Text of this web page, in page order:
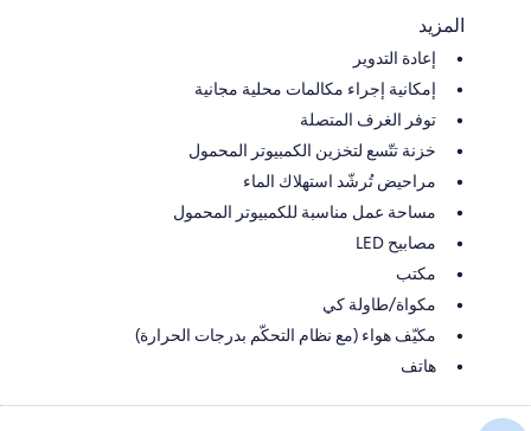
المزيد
إعادة التدوير
إمكانية إجراء مكالمات محلية مجانية
توفر الغرف المتصلة
خزنة تتّسع لتخزين الكمبيوتر المحمول
مراحيض تُرشّد استهلاك الماء
مساحة عمل مناسبة للكمبيوتر المحمول
مصابيح LED
مكتب
مكواة/طاولة كي
مكيّف هواء (مع نظام التحكّم بدرجات الحرارة)
هاتف